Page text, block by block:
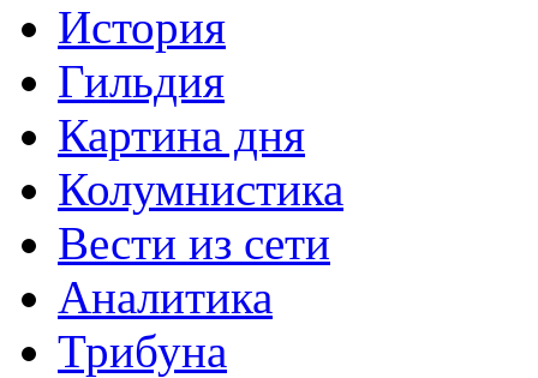
История
Гильдия
Картина дня
Колумнистика
Вести из сети
Аналитика
Трибуна